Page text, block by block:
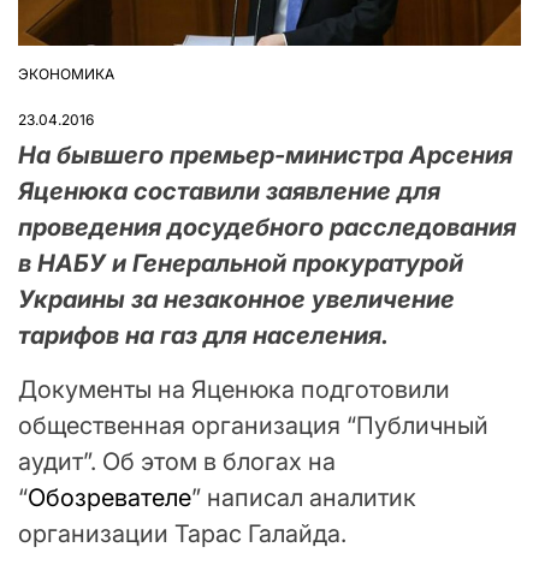
ОПУБЛІКУВАТИ
ЭКОНОМИКА
23.04.2016
На бывшего премьер-министра Арсения
Яценюка составили заявление для
проведения досудебного расследования
в НАБУ и Генеральной прокуратурой
Украины за незаконное увеличение
тарифов на газ для населения.
Документы на Яценюка подготовили
общественная организация “Публичный
аудит”. Об этом в блогах на
“Обозревателе” написал аналитик
организации Тарас Галайда.